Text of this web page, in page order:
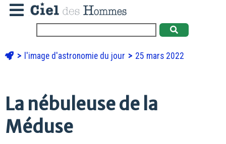
l'image d'astronomie du jour 25 mars 2022
La nébuleuse de la
Méduse